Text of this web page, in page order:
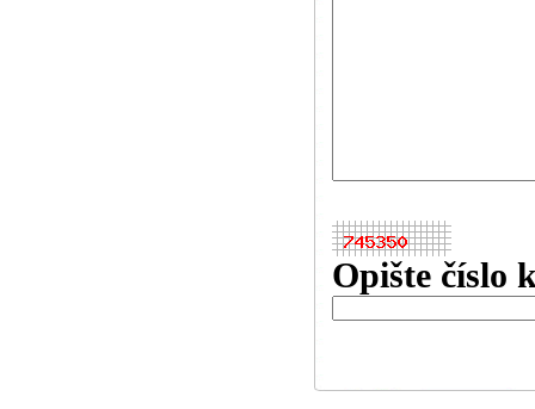
Opište číslo